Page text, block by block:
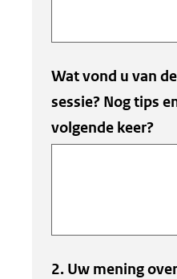
Wat vond u van
sessie? Nog tips
volgende keer?
2. Uw mening